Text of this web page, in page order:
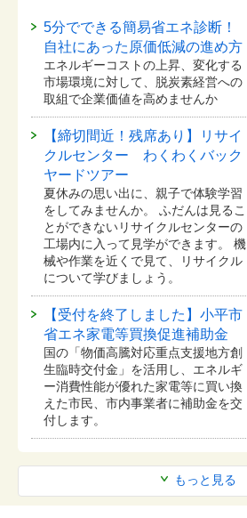
もっと見る
5分でできる簡易省エネ診断！
自社にあった原価低減の進め方
エネルギーコストの上昇、変化する
市場環境に対して、脱炭素経営への
取組で企業価値を高めませんか
【締切間近！残席あり】リサイ
クルセンター わくわくバック
ヤードツアー
夏休みの思い出に、親子で体験学習
をしてみませんか。 ふだんは見るこ
とができないリサイクルセンターの
工場内に入って見学ができます。 機
械や作業を近くで見て、リサイクル
について学びましょう。
【受付を終了しました】小平市
省エネ家電等買換促進補助金
国の「物価高騰対応重点支援地方創
生臨時交付金」を活用し、エネルギ
ー消費性能が優れた家電等に買い換
えた市民、市内事業者に補助金を交
付します。